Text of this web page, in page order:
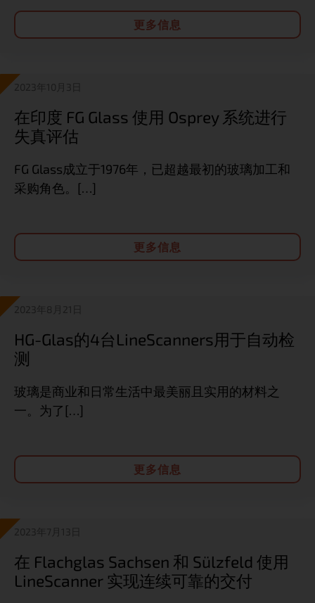
更多信息
2023年10月3日
在印度 FG Glass 使用 Osprey 系统进行
失真评估
FG Glass成立于1976年，已超越最初的玻璃加工和
采购角色。[…]
更多信息
2023年8月21日
HG-Glas的4台LineScanners用于自动检
测
玻璃是商业和日常生活中最美丽且实用的材料之
一。为了[…]
更多信息
2023年7月13日
在 Flachglas Sachsen 和 Sülzfeld 使用
LineScanner 实现连续可靠的交付